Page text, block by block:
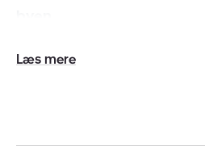
I 1977 åbnede Peter Leander
– et kapitel, hvor